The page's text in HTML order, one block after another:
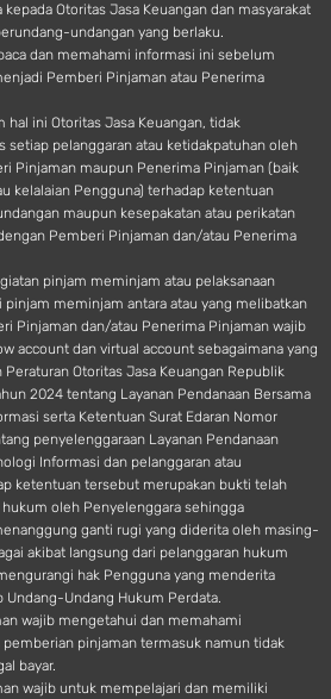
Otoritas Jasa Keuangan dan masyarakat
undangan yang berlaku.
dan memahami informasi ini sebelum
Pemberi Pinjaman atau Penerima
hal ini Otoritas Jasa Keuangan, tidak
setiap pelanggaran atau ketidakpatuhan oleh
Pinjaman maupun Penerima Pinjaman (baik
kelalaian Pengguna) terhadap ketentuan
maupun kesepakatan atau perikatan
Pemberi Pinjaman dan/atau Penerima
pinjam meminjam atau pelaksanaan
pinjam meminjam antara atau yang melibatkan
Pinjaman dan/atau Penerima Pinjaman wajib
account dan virtual account sebagaimana yang
Otoritas Jasa Keuangan Republik
2024 tentang Layanan Pendanaan Bersama
serta Ketentuan Surat Edaran Nomor
penyelenggaraan Layanan Pendanaan
Informasi dan pelanggaran atau
ketentuan tersebut merupakan bukti telah
oleh Penyelenggara sehingga
ganti rugi yang diderita oleh masing-
akibat langsung dari pelanggaran hukum
hak Pengguna yang menderita
Undang-Undang Hukum Perdata.
wajib mengetahui dan memahami
pinjaman termasuk namun tidak
bayar.
wajib untuk mempelajari dan memiliki